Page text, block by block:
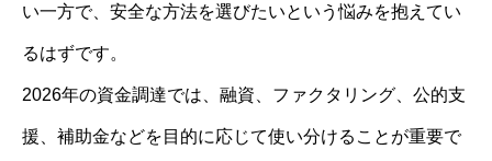
い一方で、安全な方法を選びたいという悩みを抱えてい
るはずです。
2026年の資金調達では、融資、ファクタリング、公的支
援、補助金などを目的に応じて使い分けることが重要で